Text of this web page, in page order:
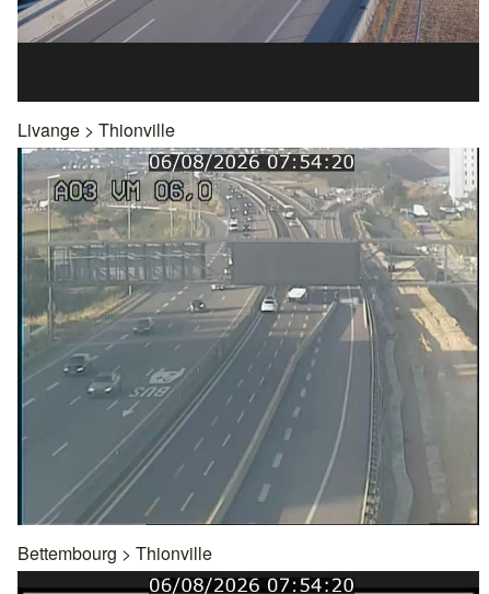
Livange > Thionville
Bettembourg > Thionville